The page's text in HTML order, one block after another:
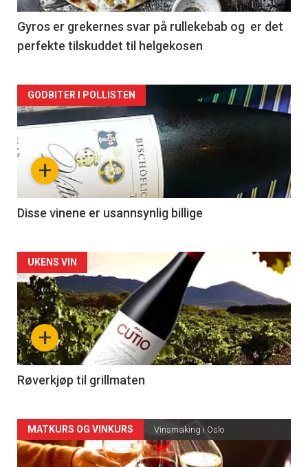
2
Gyros er grekernes svar på rullekebab og er det
perfekte tilskuddet til helgekosen
Forsiden
akkurat
nå
3
+
GODBITER I POLLISTEN
Disse vinene er usannsynlig billige
Forsiden
akkurat
nå
-
4
+
UKENS VIN
Røverkjøp til grillmaten
Forsiden
akkurat
MATKURS OG VINKURS Vinsmaking i Oslo